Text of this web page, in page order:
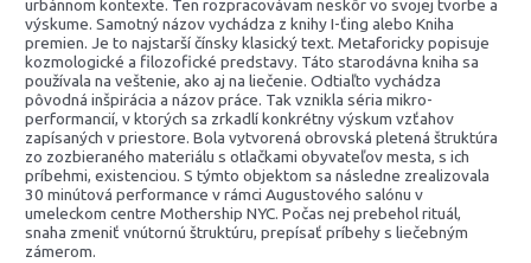
urbánnom kontexte. Ten rozpracovávam neskôr vo svojej tvorbe a
výskume. Samotný názov vychádza z knihy I-ťing alebo Kniha
premien. Je to najstarší čínsky klasický text. Metaforicky popisuje
kozmologické a filozofické predstavy. Táto starodávna kniha sa
používala na veštenie, ako aj na liečenie. Odtiaľto vychádza
pôvodná inšpirácia a názov práce. Tak vznikla séria mikro-
performancií, v ktorých sa zrkadlí konkrétny výskum vzťahov
zapísaných v priestore. Bola vytvorená obrovská pletená štruktúra
zo zozbieraného materiálu s otlačkami obyvateľov mesta, s ich
príbehmi, existenciou. S týmto objektom sa následne zrealizovala
30 minútová performance v rámci Augustového salónu v
umeleckom centre Mothership NYC. Počas nej prebehol rituál,
snaha zmeniť vnútornú štruktúru, prepísať príbehy s liečebným
zámerom.